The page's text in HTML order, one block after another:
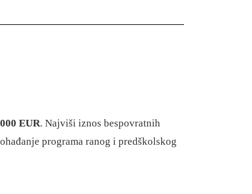
EUR. Najviši iznos bespovratnih
programa ranog i predškolskog